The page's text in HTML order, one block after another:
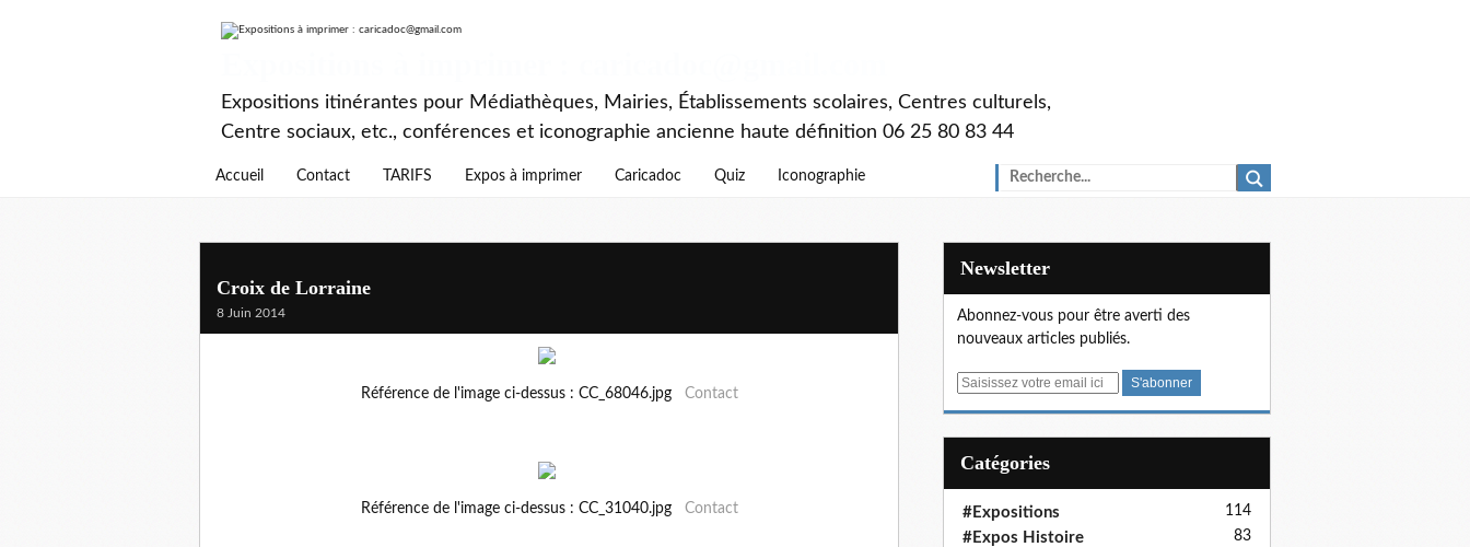
Expositions itinérantes pour Médiathèques, Mairies, Établissements scolaires, Centres culturels,
Centre sociaux, etc., conférences et iconographie ancienne haute définition 06 25 80 83 44
Accueil Contact TARIFS Expos à imprimer Caricadoc Quiz Iconographie
Croix de Lorraine
8 Juin 2014
Référence de l'image ci-dessus : CC_68046.jpg Contact
Référence de l'image ci-dessus : CC_31040.jpg Contact
Newsletter
Abonnez-vous pour être averti des
nouveaux articles publiés.
E
Catégories
#Expositions 114
#Expos Histoire 83